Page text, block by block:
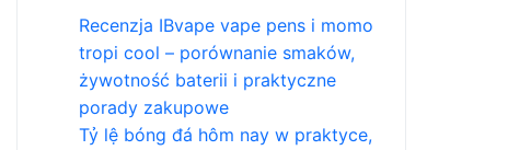
Recenzja IBvape vape pens i momo
tropi cool – porównanie smaków,
żywotność baterii i praktyczne
porady zakupowe
Tỷ lệ bóng đá hôm nay w praktyce,